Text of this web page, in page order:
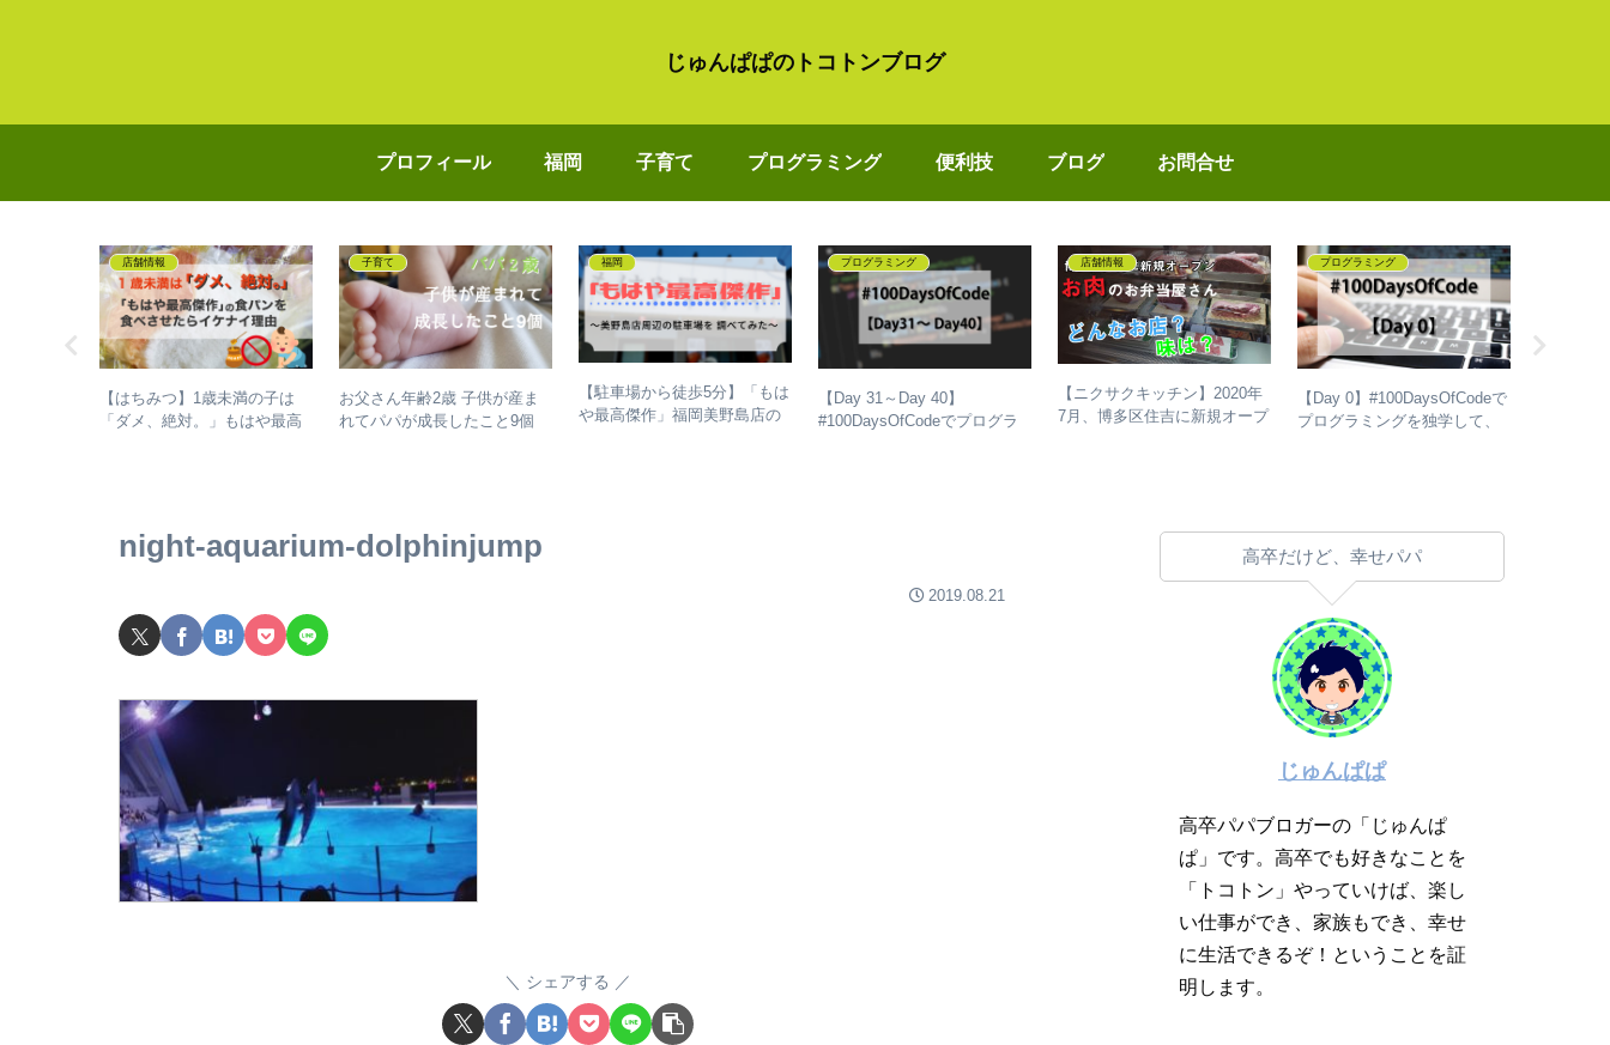
じゅんぱぱのトコトンブログ
プロフィール 福岡 子育て プログラミング 便利技 ブログ お問合せ
店舗情報
【はちみつ】1歳未満の子は
「ダメ、絶対。」もはや最高
子育て
お父さん年齢2歳 子供が産ま
れてパパが成長したこと9個
福岡
【駐車場から徒歩5分】「もは
や最高傑作」福岡美野島店の
プログラミング
【Day 31～Day 40】
#100DaysOfCodeでプログラ
店舗情報
【ニクサクキッチン】2020年
7月、博多区住吉に新規オープ
プログラミング
【Day 0】#100DaysOfCodeで
プログラミングを独学して、
night-aquarium-dolphinjump
2019.08.21
シェアする
高卒だけど、幸せパパ
じゅんぱぱ
高卒パパブロガーの「じゅんぱ
ぱ」です。高卒でも好きなことを
「トコトン」やっていけば、楽し
い仕事ができ、家族もでき、幸せ
に生活できるぞ！ということを証
明します。